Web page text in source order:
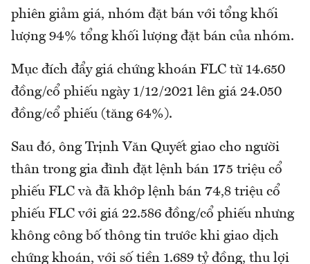
phiên giảm giá, nhóm đặt bán với tổng khối
lượng 94% tổng khối lượng đặt bán của nhóm.
Mục đích đẩy giá chứng khoán FLC từ 14.650
đồng/cổ phiếu ngày 1/12/2021 lên giá 24.050
đồng/cổ phiếu (tăng 64%).
Sau đó, ông Trịnh Văn Quyết giao cho người
thân trong gia đình đặt lệnh bán 175 triệu cổ
phiếu FLC và đã khớp lệnh bán 74,8 triệu cổ
phiếu FLC với giá 22.586 đồng/cổ phiếu nhưng
không công bố thông tin trước khi giao dịch
chứng khoán, với số tiền 1.689 tỷ đồng, thu lợi